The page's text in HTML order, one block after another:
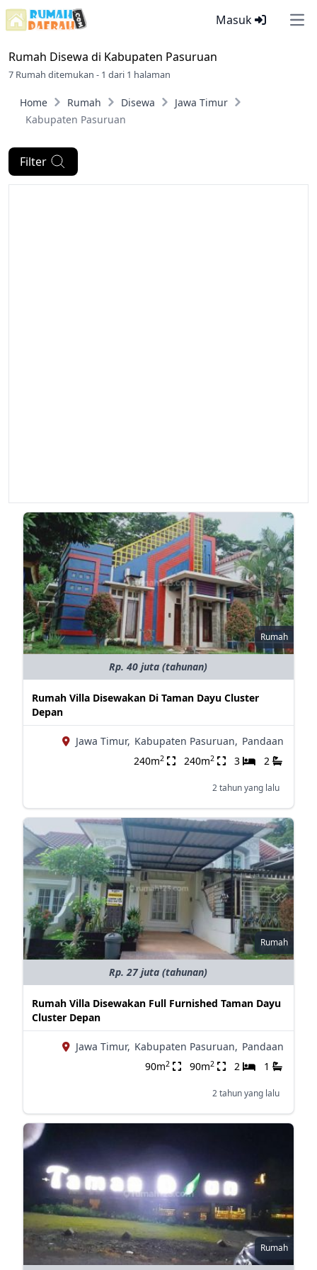
Masuk
Rumah Disewa di Kabupaten Pasuruan
7 Rumah ditemukan - 1 dari 1 halaman
Home Rumah Disewa
Jawa Timur
Kabupaten Pasuruan
Filter
Rumah
Rp. 40 juta (tahunan)
Rumah Villa Disewakan Di Taman Dayu Cluster
Depan
Jawa Timur, Kabupaten Pasuruan, Pandaan
240m2 240m2 3 2
2 tahun yang lalu
Rumah
Rp. 27 juta (tahunan)
Rumah Villa Disewakan Full Furnished Taman Dayu
Cluster Depan
Jawa Timur, Kabupaten Pasuruan, Pandaan
90m2 90m2 2 1
2 tahun yang lalu
Rumah